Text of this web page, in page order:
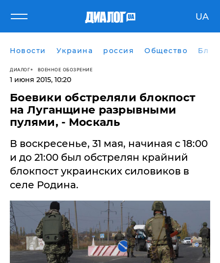
UA
Новости Украина россия Общество
ДИАЛОГ ВОЕННОЕ ОБОЗРЕНИЕ
1 июня 2015, 10:20
Боевики обстреляли блокпост
на Луганщине разрывными
пулями, - Москаль
​В воскресенье, 31 мая, начиная с 18:00
и до 21:00 был обстрелян крайний
блокпост украинских силовиков в
селе Родина.